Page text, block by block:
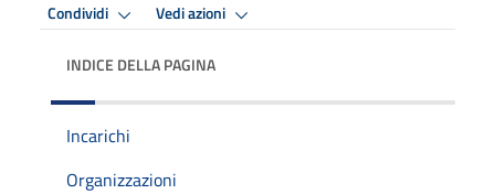
Condividi Vedi azioni
INDICE DELLA PAGINA
Incarichi
Organizzazioni